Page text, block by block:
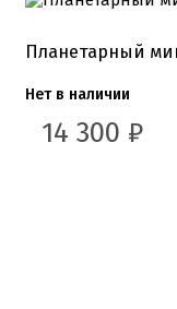
Планетарный
Нет в наличии
14 300 ₽